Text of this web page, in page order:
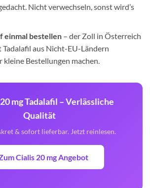
Nicht verwechseln, sonst wird’s
einmal bestellen– der Zoll in Österreich
Tadalafil aus Nicht-EU-Ländern
kleine Bestellungen machen.
mg Tadalafil – Verlässliche
Qualität
& sofort lieferbar. Jetzt reinlesen.
Cialis 20 mg Angebot